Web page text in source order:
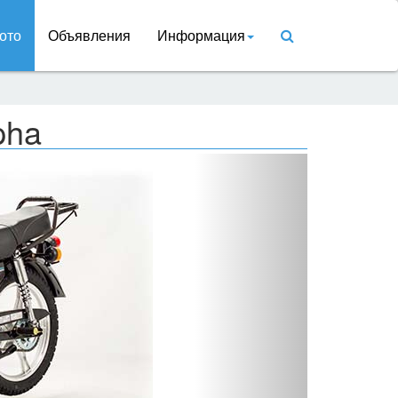
Объявления Информация